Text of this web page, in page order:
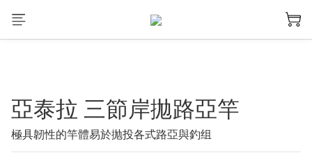
亞泰拉 三節岸拋路亞竿
極具韌性的竿體易於抛投各式路亞與釣组